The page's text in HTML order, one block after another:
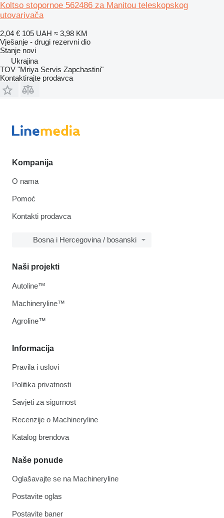
Koltso stopornoe 562486 za Manitou teleskopskog
utovarivača
2,04 € 105 UAH ≈ 3,98 KM
Vješanje - drugi rezervni dio
Stanje novi
Ukrajina
TOV "Mriya Servis Zapchastini"
Kontaktirajte prodavca
Kompanija
O nama
Pomoć
Kontakti prodavca
Bosna i Hercegovina / bosanski
Informacija
Pravila i uslovi
Politika privatnosti
Savjeti za sigurnost
Recenzije o Machineryline
Katalog brendova
Naše ponude
Oglašavajte se na Machineryline
Postavite oglas
Postavite baner
Naši projekti
Autoline™
Machineryline™
Agroline™